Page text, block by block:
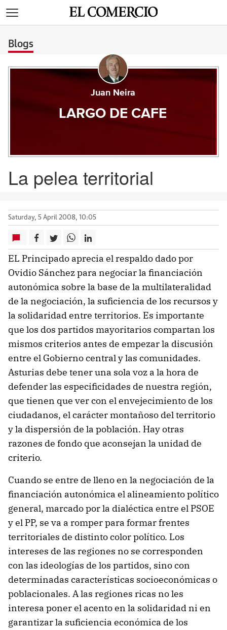
Blogs
Juan Neira
LARGO DE CAFE
La pelea territorial
Saturday, 5 April 2008, 10:05
EL Principado aprecia el respaldo dado por
Ovidio Sánchez para negociar la financiación
autonómica sobre la base de la multilateralidad
de la negociación, la suficiencia de los recursos y
la solidaridad entre territorios. Es importante
que los dos partidos mayoritarios compartan los
mismos criterios antes de empezar la discusión
entre el Gobierno central y las comunidades.
Asturias debe tener una sola voz a la hora de
defender las especificidades de nuestra región,
que tienen que ver con el envejecimiento de los
ciudadanos, el carácter montañoso del territorio
y la dispersión de la población. Hay otras
razones de fondo que aconsejan la unidad de
criterio.
Cuando se entre de lleno en la negociación de la
financiación autonómica el alineamiento político
general, marcado por la dialéctica entre el PSOE
y el PP, se va a romper para formar frentes
territoriales de distinto color político. Los
intereses de las regiones no se corresponden
con las ideologías de los partidos, sino con
determinadas características socioeconómicas o
poblacionales. A las regiones ricas no les
interesa poner el acento en la solidaridad ni en
garantizar la suficiencia económica de los